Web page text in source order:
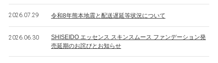
2026.07.29 令和8年熊本地震と配送遅延等状況について
2026.06.30
SHISEIDO エッセンス スキンスムース ファンデーション発
売延期のお詫びとお知らせ